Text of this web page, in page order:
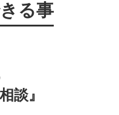
る事
談』